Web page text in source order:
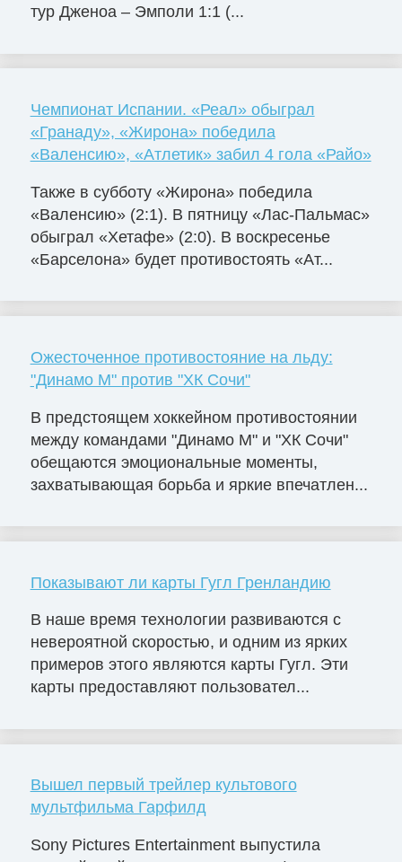
тур Дженоа – Эмполи 1:1 (...
Чемпионат Испании. «Реал» обыграл
«Гранаду», «Жирона» победила
«Валенсию», «Атлетик» забил 4 гола «Райо»
Также в субботу «Жирона» победила
«Валенсию» (2:1). В пятницу «Лас-Пальмас»
обыграл «Хетафе» (2:0). В воскресенье
«Барселона» будет противостоять «Ат...
Ожесточенное противостояние на льду:
"Динамо М" против "ХК Сочи"
В предстоящем хоккейном противостоянии
между командами "Динамо М" и "ХК Сочи"
обещаются эмоциональные моменты,
захватывающая борьба и яркие впечатлен...
Показывают ли карты Гугл Гренландию
В наше время технологии развиваются с
невероятной скоростью, и одним из ярких
примеров этого являются карты Гугл. Эти
карты предоставляют пользовател...
Вышел первый трейлер культового
мультфильма Гарфилд
Sony Pictures Entertainment выпустила